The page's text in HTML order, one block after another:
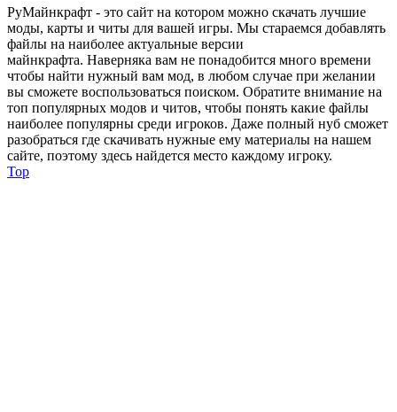
РуМайнкрафт - это сайт на котором можно скачать лучшие
моды, карты и читы для вашей игры. Мы стараемся добавлять
файлы на наиболее актуальные версии
майнкрафта. Наверняка вам не понадобится много времени
чтобы найти нужный вам мод, в любом случае при желании
вы сможете воспользоваться поиском. Обратите внимание на
топ популярных модов и читов, чтобы понять какие файлы
наиболее популярны среди игроков. Даже полный нуб сможет
разобраться где скачивать нужные ему материалы на нашем
сайте, поэтому здесь найдется место каждому игроку.
Top